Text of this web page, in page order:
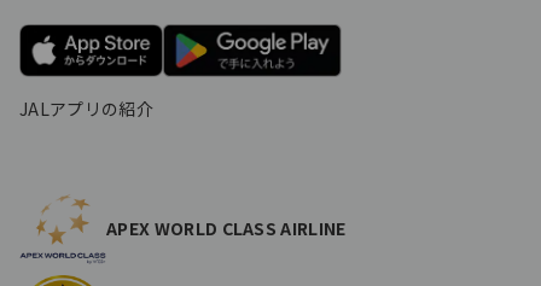
JALアプリの紹介
APEX WORLD CLASS AIRLINE